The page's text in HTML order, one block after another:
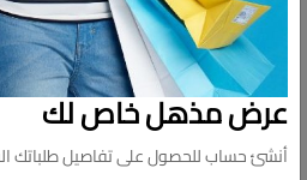
اليومي.
عرض مذهل خاص لك
أنشئ حساب للحصول على تفاصيل طلباتك